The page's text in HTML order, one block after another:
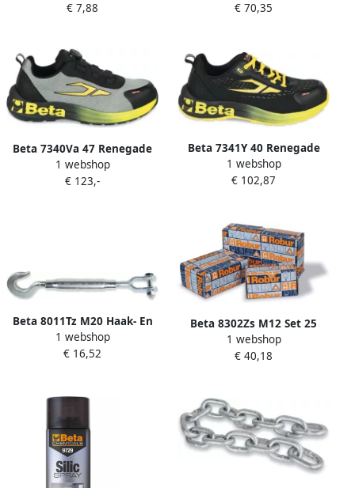
€ 7,88
€ 70,35
Beta 7340Va 47 Renegade
Schoen | Mesh 073400547
1 webshop
€ 123,-
Beta 7341Y 40 Renegade
Stoffen Schoen 073410640
1 webshop
€ 102,87
Beta 8011Tz M20 Haak- En
Kaakspanschroeven
080110620
1 webshop
€ 16,52
Beta 8302Zs M12 Set 25
Oogstelschroeven
083020712
1 webshop
€ 40,18